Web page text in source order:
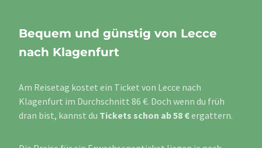
Bequem und günstig von Lecce
nach Klagenfurt
Am Reisetag kostet ein Ticket von Lecce nach
Klagenfurt im Durchschnitt 86 €. Doch wenn du früh
dran bist, kannst du Tickets schon ab 58 €ergattern.